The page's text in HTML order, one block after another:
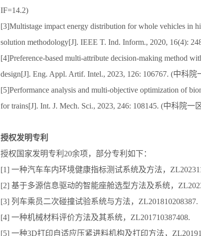
IF=14.2)
[3]Multistage impact energy distribution for whole vehicles in
solution methodology[J]. IEEE T. Ind. Inform., 2020, 16(4):
[4]Preference-based multi-attribute decision-making method
design[J]. Eng. Appl. Artif. Intel., 2023, 126: 106767. (中科院
[5]Performance analysis and multi-objective optimization of
for trains[J]. Int. J. Mech. Sci., 2023, 246: 108145. (中科院一
授权发明专利
授权国家发明专利20余项，部分专利如下：
[1] 一种汽车车内环境健康指标测试系统及方法，
[2] 基于多源信息驱动的智能座舱选型方法及系统，
[3] 列车乘员二次碰撞试验系统与方法，ZL201810208387.
[4] 一种机械材料评价方法及其系统，ZL201710387408.
[5] 一种3D打印自适应压紧进料机构及打印方法，